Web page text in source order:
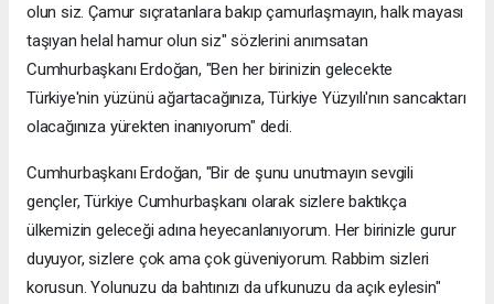
olun siz. Çamur sıçratanlara bakıp çamurlaşmayın, halk mayası
taşıyan helal hamur olun siz" sözlerini anımsatan
Cumhurbaşkanı Erdoğan, "Ben her birinizin gelecekte
Türkiye'nin yüzünü ağartacağınıza, Türkiye Yüzyılı'nın sancaktarı
olacağınıza yürekten inanıyorum" dedi.
Cumhurbaşkanı Erdoğan, "Bir de şunu unutmayın sevgili
gençler, Türkiye Cumhurbaşkanı olarak sizlere baktıkça
ülkemizin geleceği adına heyecanlanıyorum. Her birinizle gurur
duyuyor, sizlere çok ama çok güveniyorum. Rabbim sizleri
korusun. Yolunuzu da bahtınızı da ufkunuzu da açık eylesin"